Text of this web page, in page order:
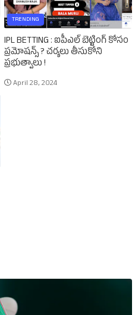
TRENDING
IPL BETTING : ఐపీఎల్‌ బెట్టింగ్‌ కోసం
ప్రమోషన్స్‌ ? చర్యలు తీసుకోని
ప్రభుత్వాలు !
April 28, 2024